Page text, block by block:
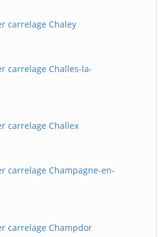
carrelage Chaley
carrelage Challes-la-
carrelage Challex
carrelage Champagne-en-
carrelage Champdor